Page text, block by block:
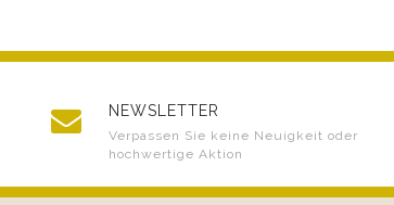
NEWSLETTER
Verpassen Sie keine Neuigkeit oder
hochwertige Aktion